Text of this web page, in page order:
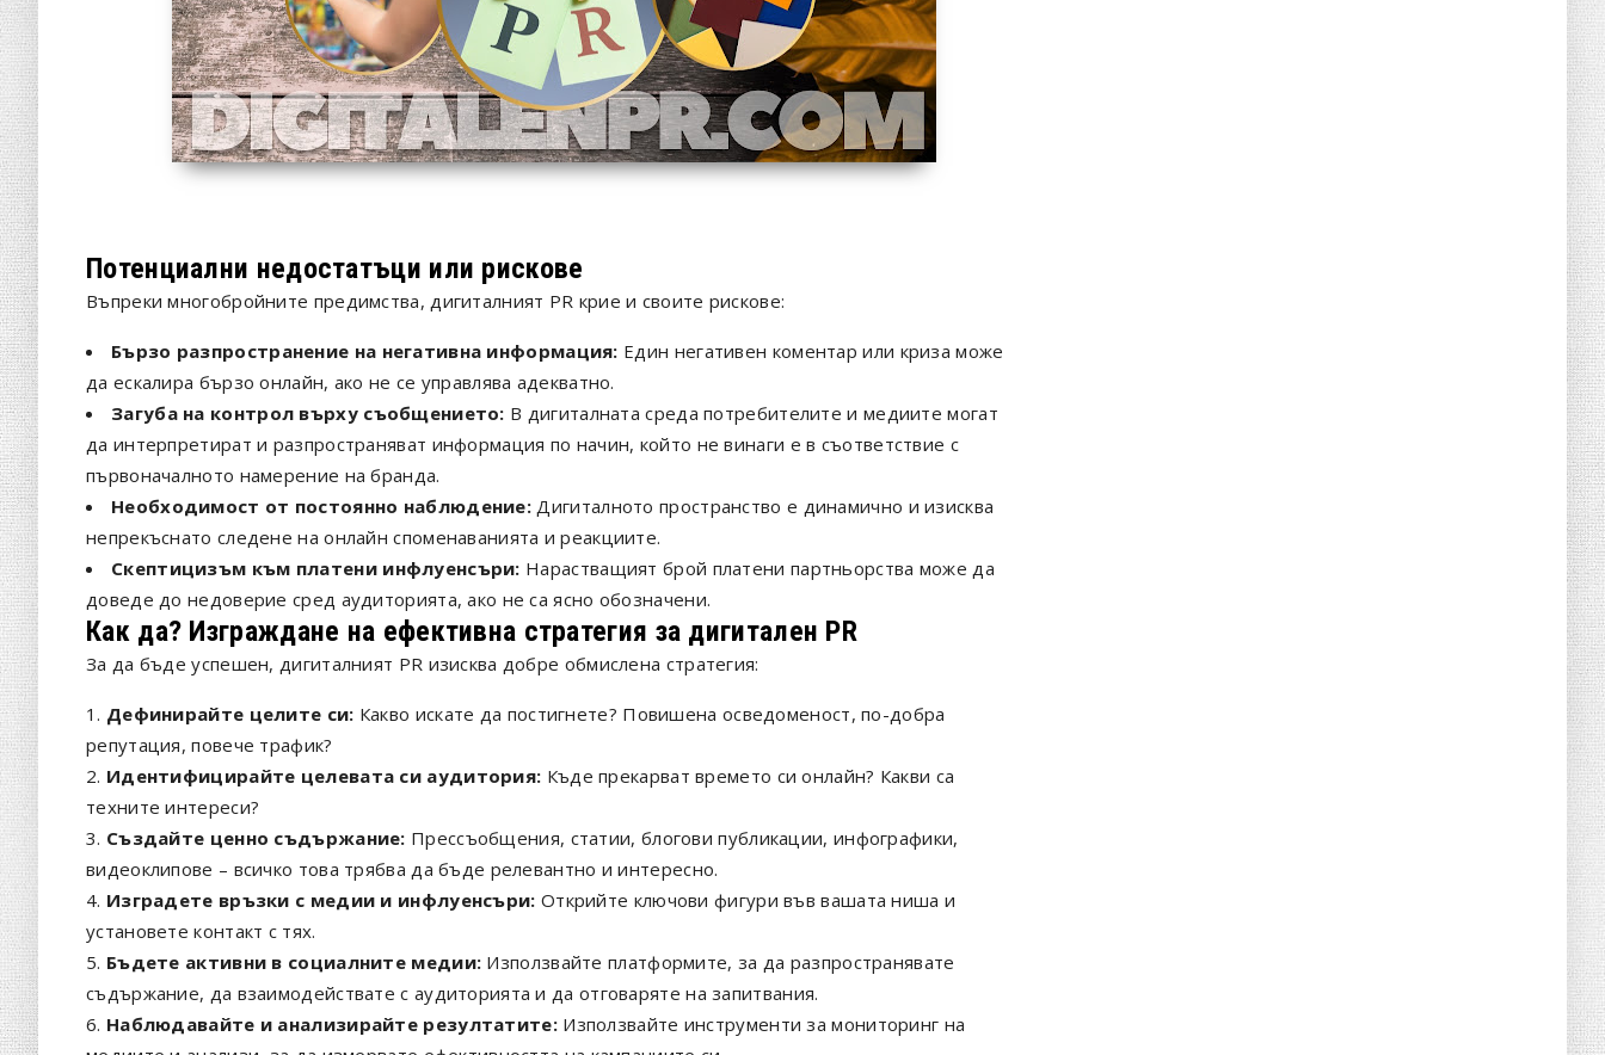
Потенциални недостатъци или рискове
Въпреки многобройните предимства, дигиталният PR крие и своите рискове:
Бързо разпространение на негативна информация: Един негативен коментар или криза може
да ескалира бързо онлайн, ако не се управлява адекватно.
Загуба на контрол върху съобщението: В дигиталната среда потребителите и медиите могат
да интерпретират и разпространяват информация по начин, който не винаги е в съответствие с
първоначалното намерение на бранда.
Необходимост от постоянно наблюдение: Дигиталното пространство е динамично и изисква
непрекъснато следене на онлайн споменаванията и реакциите.
Скептицизъм към платени инфлуенсъри: Нарастващият брой платени партньорства може да
доведе до недоверие сред аудиторията, ако не са ясно обозначени.
Как да? Изграждане на ефективна стратегия за дигитален PR
За да бъде успешен, дигиталният PR изисква добре обмислена стратегия:
Дефинирайте целите си: Какво искате да постигнете? Повишена осведоменост, по-добра
репутация, повече трафик?
Идентифицирайте целевата си аудитория: Къде прекарват времето си онлайн? Какви са
техните интереси?
Създайте ценно съдържание: Прессъобщения, статии, блогови публикации, инфографики,
видеоклипове – всичко това трябва да бъде релевантно и интересно.
Изградете връзки с медии и инфлуенсъри: Открийте ключови фигури във вашата ниша и
установете контакт с тях.
Бъдете активни в социалните медии: Използвайте платформите, за да разпространявате
съдържание, да взаимодействате с аудиторията и да отговаряте на запитвания.
Наблюдавайте и анализирайте резултатите:Използвайте инструменти за мониторинг на